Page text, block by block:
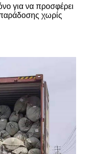
για να προσφέρει
χωρίς